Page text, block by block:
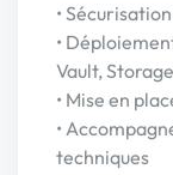
•
•
Vault,
• Mise en
•
techniques